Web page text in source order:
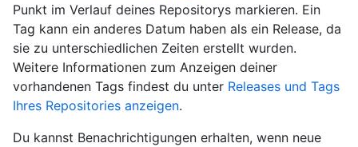
Punkt im Verlauf deines Repositorys markieren. Ein
Tag kann ein anderes Datum haben als ein Release, da
sie zu unterschiedlichen Zeiten erstellt wurden.
Weitere Informationen zum Anzeigen deiner
vorhandenen Tags findest du unter Releases und Tags
Ihres Repositories anzeigen.
Du kannst Benachrichtigungen erhalten, wenn neue